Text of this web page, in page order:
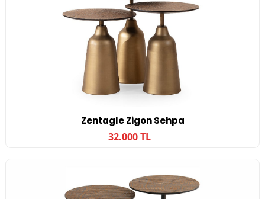
Zentagle Zigon Sehpa
32.000 TL